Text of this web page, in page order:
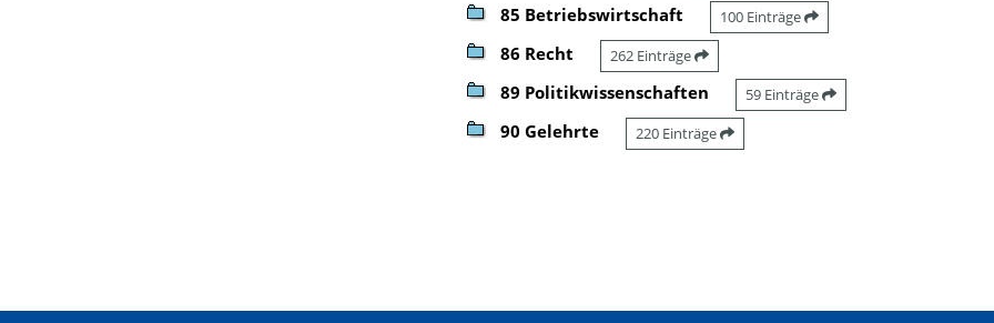
85 Betriebswirtschaft 100 Einträge
86 Recht 262 Einträge
89 Politikwissenschaften 59 Einträge
90 Gelehrte 220 Einträge